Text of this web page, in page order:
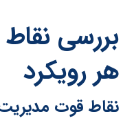
بررسی
هر رویکرد
نقاط قوت